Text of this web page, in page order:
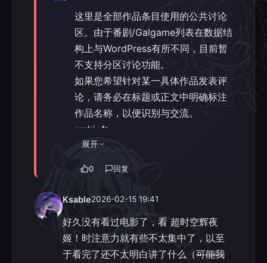
这里是全部作品条目使用的公共讨论
区。由于番剧/Galgame列表在数据结
构上与WordPress有所不同，目前暂
不支持分区讨论功能。
如果您希望针对某一具体作品发表评
论，请务必在标题或正文中明确标注
作品名称，以便识别与交流。
:yuki_4:
展开
0 回复
Ksable2026-02-15 19:41
好久没有看过电影了，看 超时空辉夜
姬！时注意力就有些不太集中了，以至
于看完了还不太明白讲了什么（可能我